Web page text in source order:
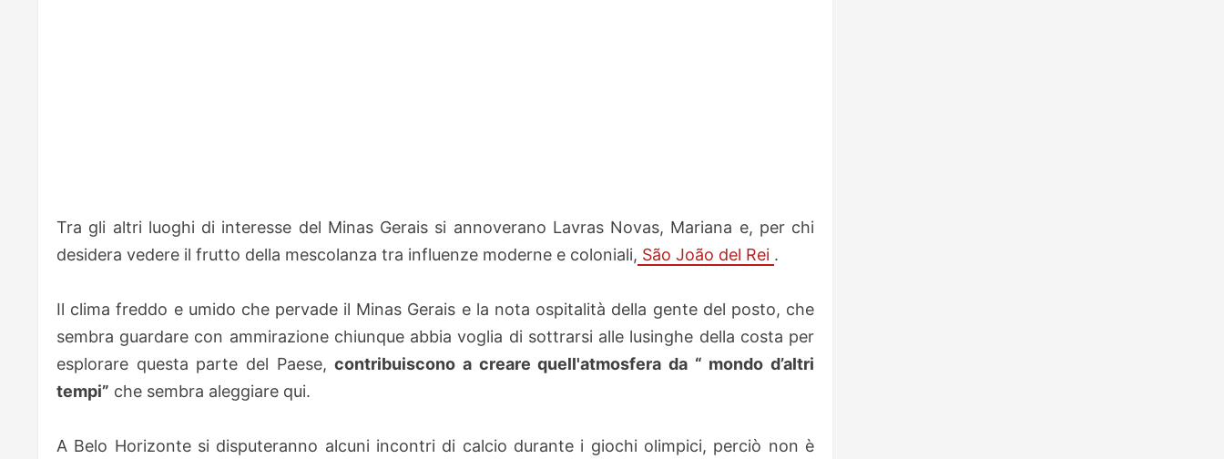
Tra gli altri luoghi di interesse del Minas Gerais si annoverano Lavras Novas, Mariana e, per chi
desidera vedere il frutto della mescolanza tra influenze moderne e coloniali, São João del Rei .
Il clima freddo e umido che pervade il Minas Gerais e la nota ospitalità della gente del posto, che
sembra guardare con ammirazione chiunque abbia voglia di sottrarsi alle lusinghe della costa per
esplorare questa parte del Paese,contribuiscono a creare quell'atmosfera da “ mondo d’altri
tempi” che sembra aleggiare qui.
A Belo Horizonte si disputeranno alcuni incontri di calcio durante i giochi olimpici, perciò non è